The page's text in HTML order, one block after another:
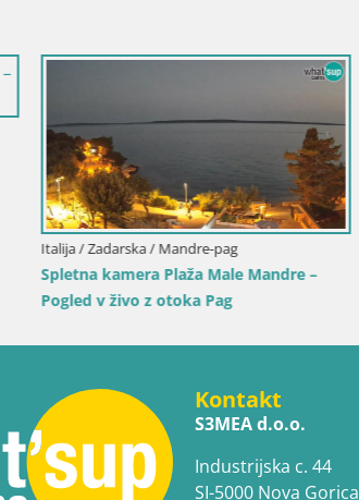
Teresa Gallura
di Levante – Pogled
Italija / Sardinija / Muravera
Spletna kamera
živo iz Costa Rei,
Kontakt
S3MEA d.o.o.
Industrijska c. 44
SI-5000 Nova Gorica